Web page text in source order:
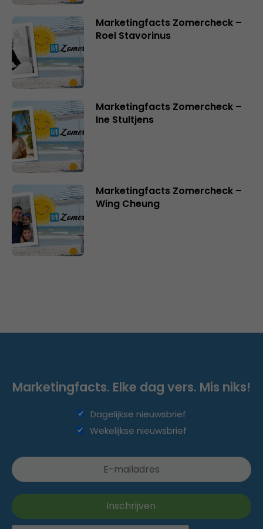
Marketingfacts Zomercheck –
Roel Stavorinus
Marketingfacts Zomercheck –
Ine Stultjens
Marketingfacts Zomercheck –
Wing Cheung
Marketingfacts. Elke dag vers. Mis niks!
Dagelijkse nieuwsbrief
Wekelijkse nieuwsbrief